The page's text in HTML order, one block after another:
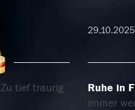
29.10.2025
Zu tief traurig Ruhe in
immer